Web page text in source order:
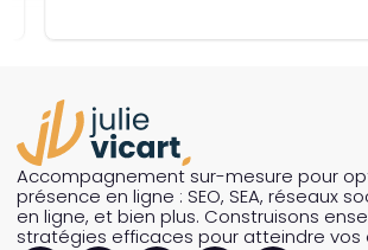
Accompagnement sur-mesure pour
présence en ligne : SEO, SEA, réseaux
en ligne, et bien plus. Construisons
stratégies efficaces pour atteindre vos